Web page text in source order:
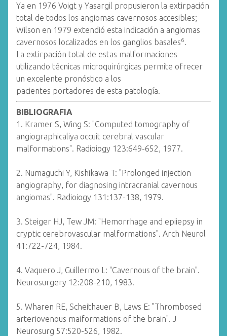
Ya en 1976 Voigt y Yasargil propusieron la extirpación
total de todos los angiomas cavernosos accesibles;
Wilson en 1979 extendió esta indicación a angiomas
cavernosos localizados en los ganglios basales6.
La extirpación total de estas malformaciones
utilizando técnicas microquirúrgicas permite ofrecer
un excelente pronóstico a los
pacientes portadores de esta patología.
BIBLIOGRAFIA
1. Kramer S, Wing S: "Computed tomography of
angiographicaliya occuit cerebral vascular
malformations". Radioiogy 123:649-652, 1977.
2. Numaguchi Y, Kishikawa T: "Prolonged injection
angiography, for diagnosing intracranial cavernous
angiomas". Radioiogy 131:137-138, 1979.
3. Steiger HJ, Tew JM: "Hemorrhage and epiiepsy in
cryptic cerebrovascular malformations". Arch Neurol
41:722-724, 1984.
4. Vaquero J, Guillermo L: "Cavernous of the brain".
Neurosurgery 12:208-210, 1983.
5. Wharen RE, Scheithauer B, Laws E: "Thrombosed
arteriovenous maiformations of the brain". J
Neurosurg 57:520-526, 1982.